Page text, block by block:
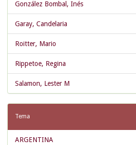
González Bombal, Inés
Garay, Candelaria
Roitter, Mario
Rippetoe, Regina
Salamon, Lester M
Tema
ARGENTINA